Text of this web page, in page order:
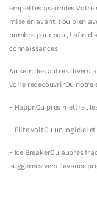
emplettes assimiles Votre
mise en avant, ! ou bien
nombre pour soir, ! afin
connaissances
Au sein des autres divers
voire redecouvrirOu
– HappnOu pres mettre ,
– Elite voitOu un logiciel
– Ice BreakerOu aupres
suggerees vers l’avance